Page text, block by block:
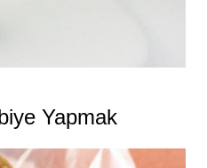
Yapmak